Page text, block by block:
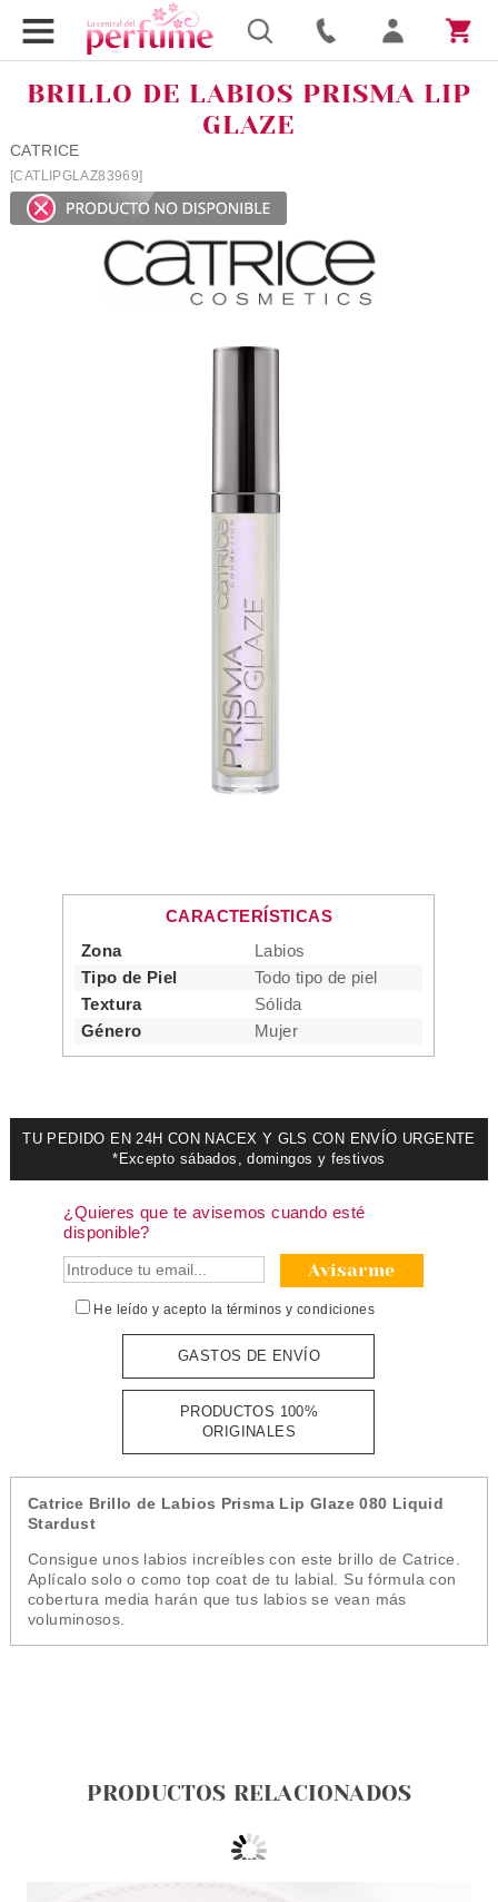
BRILLO DE LABIOS PRISMA LIP
GLAZE
CATRICE
[CATLIPGLAZ83969]
CARACTERÍSTICAS
Zona
Labios
Tipo de Piel
Todo tipo de piel
Textura
Sólida
Género
Mujer
TU PEDIDO EN 24H CON NACEX Y GLS CON ENVÍO URGENTE
*Excepto sábados, domingos y festivos
¿Quieres que te avisemos cuando esté
disponible?
Avisarme
He leído y acepto la términos y condiciones
GASTOS DE ENVÍO
PRODUCTOS 100%
ORIGINALES
Catrice Brillo de Labios Prisma Lip Glaze 080 Liquid
Stardust
Consigue unos labios increíbles con este brillo de Catrice.
Aplícalo solo o como top coat de tu labial. Su fórmula con
cobertura media harán que tus labios se vean más
voluminosos.
PRODUCTOS RELACIONADOS